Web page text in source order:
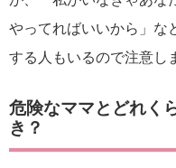
やってればいいから」な
する人もいるので注意し
危険なママとどれく
き？